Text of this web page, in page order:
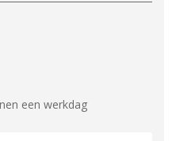
een werkdag